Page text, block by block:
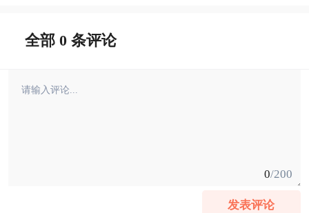
全部 0 条评论
0/200
发表评论